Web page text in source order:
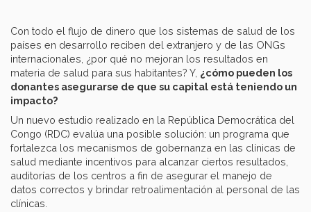
Con todo el flujo de dinero que los sistemas de salud de los
países en desarrollo reciben del extranjero y de las ONGs
internacionales, ¿por qué no mejoran los resultados en
materia de salud para sus habitantes? Y, ¿cómo pueden los
donantes asegurarse de que su capital está teniendo un
impacto?
Un nuevo estudio realizado en la República Democrática del
Congo (RDC) evalúa una posible solución: un programa que
fortalezca los mecanismos de gobernanza en las clínicas de
salud mediante incentivos para alcanzar ciertos resultados,
auditorías de los centros a fin de asegurar el manejo de
datos correctos y brindar retroalimentación al personal de las
clínicas.